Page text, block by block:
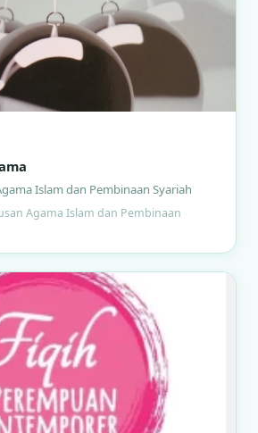
Islam dan Pembinaan Syariah
Agama Islam dan Pembinaan